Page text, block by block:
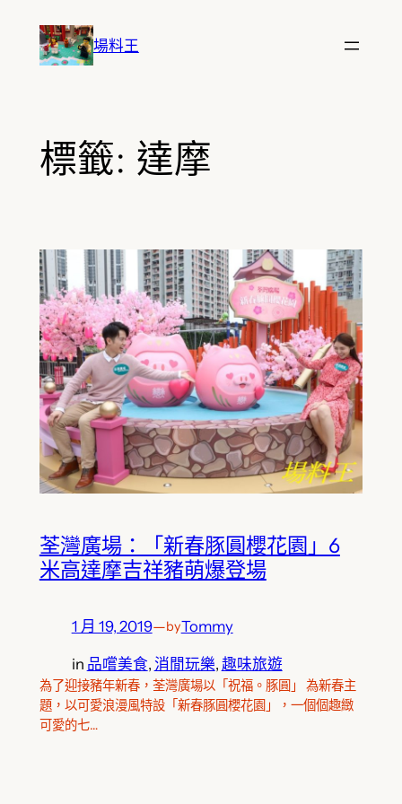
場料王
標籤: 達摩
荃灣廣場：「新春豚圓櫻花園」6
米高達摩吉祥豬萌爆登場
1 月 19, 2019—byTommy
in 品嚐美食, 消閒玩樂, 趣味旅遊
為了迎接豬年新春，荃灣廣場以「祝福。豚圓」 為新春主
題，以可愛浪漫風特設「新春豚圓櫻花園」，一個個趣緻
可愛的七…